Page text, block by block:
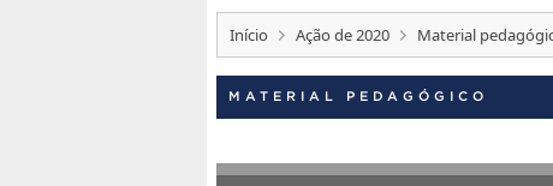
Início Ação de 2020 Material
MATERIAL PEDAGÓGICO